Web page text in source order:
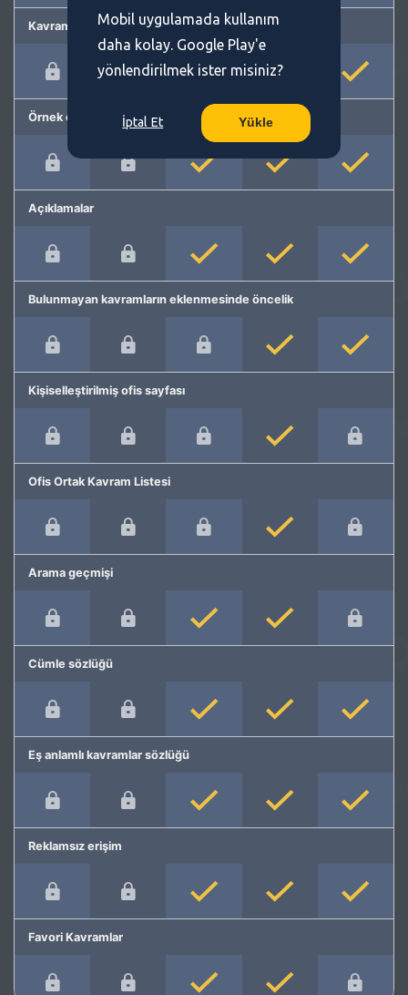
Kavram önerme
Örnek cümleler
Açıklamalar
Bulunmayan kavramların eklenmesinde öncelik
Kişiselleştirilmiş ofis sayfası
Ofis Ortak Kavram Listesi
Arama geçmişi
Cümle sözlüğü
Eş anlamlı kavramlar sözlüğü
Reklamsız erişim
Favori Kavramlar
Mobil uygulamada kullanım
daha kolay. Google Play'e
yönlendirilmek ister misiniz?
İptal Et Yükle